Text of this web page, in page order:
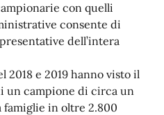
con quelli
consente di
dell’intera
e 2019 hanno visto il
un campione di circa un
in oltre 2.800